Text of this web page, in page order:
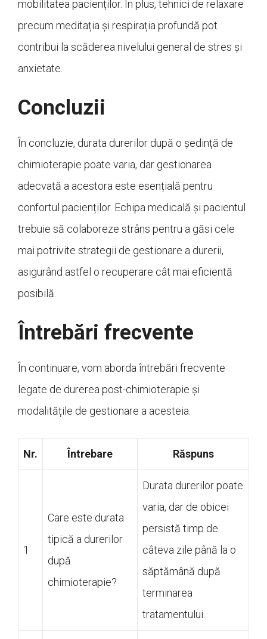
mobilitatea pacienților. În plus, tehnici de relaxare
precum meditația și respirația profundă pot
contribui la scăderea nivelului general de stres și
anxietate.
Concluzii
În concluzie, durata durerilor după o ședință de
chimioterapie poate varia, dar gestionarea
adecvată a acestora este esențială pentru
confortul pacienților. Echipa medicală și pacientul
trebuie să colaboreze strâns pentru a găsi cele
mai potrivite strategii de gestionare a durerii,
asigurând astfel o recuperare cât mai eficientă
posibilă.
Întrebări frecvente
În continuare, vom aborda întrebări frecvente
legate de durerea post-chimioterapie și
modalitățile de gestionare a acesteia.
Nr. Întrebare Răspuns
1
Care este durata
tipică a durerilor
după
chimioterapie?
Durata durerilor poate
varia, dar de obicei
persistă timp de
câteva zile până la o
săptămână după
terminarea
tratamentului.